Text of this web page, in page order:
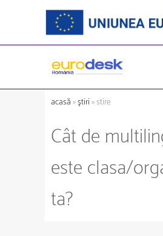
acasă»ştiri» stire
Cât de
este clasa/
ta?